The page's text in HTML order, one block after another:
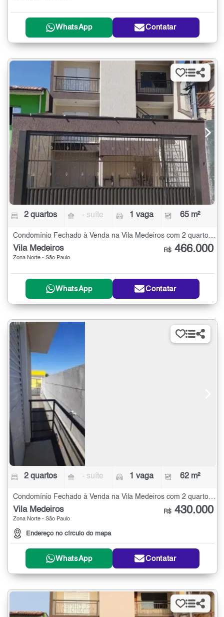
WhatsApp Contatar
2 quartos - suíte 1 vaga 65 m²
Condomínio Fechado à Venda na Vila Medeiros com 2 quartos - 65 m²
Vila Medeiros
Zona Norte - São Paulo
R$ 466.000
WhatsApp Contatar
2 quartos - suíte 1 vaga 62 m²
Condomínio Fechado à Venda na Vila Medeiros com 2 quartos - 62 m²
Vila Medeiros
Zona Norte - São Paulo
Endereço no círculo do mapa
R$ 430.000
WhatsApp Contatar